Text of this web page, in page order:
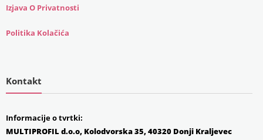
Izjava O Privatnosti
Politika Kolačića
Kontakt
Informacije o tvrtki:
MULTIPROFIL d.o.o, Kolodvorska 35, 40320 Donji Kraljevec